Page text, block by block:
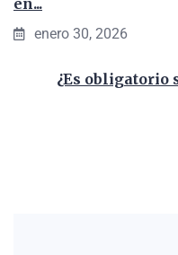
en...
enero 30, 2026
¿Es obligatorio